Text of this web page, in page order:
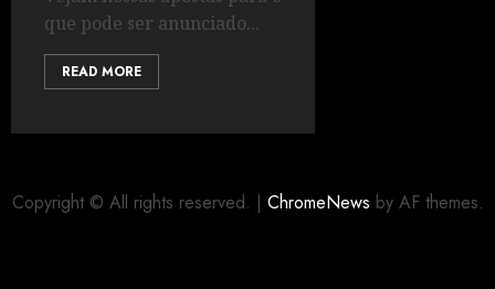
que pode ser anunciado...
READ MORE
Copyright © All rights reserved. | ChromeNews by AF themes.